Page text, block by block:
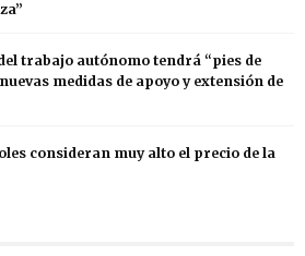
trabajo autónomo tendrá “pies de
medidas de apoyo y extensión de
consideran muy alto el precio de la